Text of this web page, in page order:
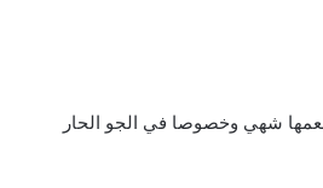
شهي وخصوصا في الجو الحار